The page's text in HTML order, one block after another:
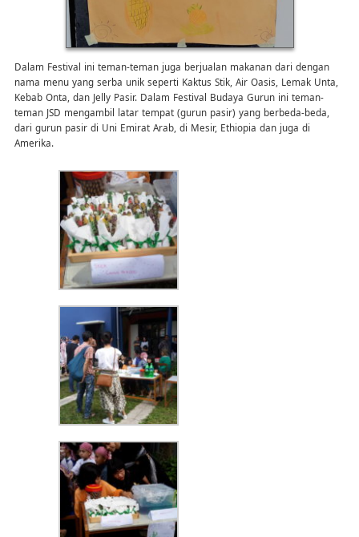
Dalam Festival ini teman-teman juga berjualan makanan dari dengan
nama menu yang serba unik seperti Kaktus Stik, Air Oasis, Lemak Unta,
Kebab Onta, dan Jelly Pasir. Dalam Festival Budaya Gurun ini teman-
teman JSD mengambil latar tempat (gurun pasir) yang berbeda-beda,
dari gurun pasir di Uni Emirat Arab, di Mesir, Ethiopia dan juga di
Amerika.